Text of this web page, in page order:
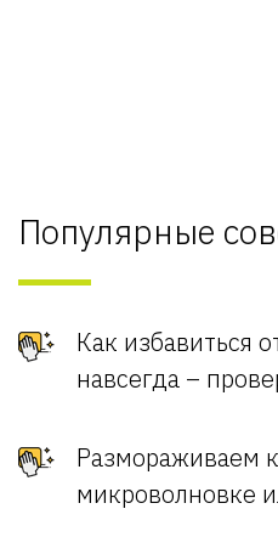
Популярные
Как избавиться
навсегда –
Размораживаем
микроволновке